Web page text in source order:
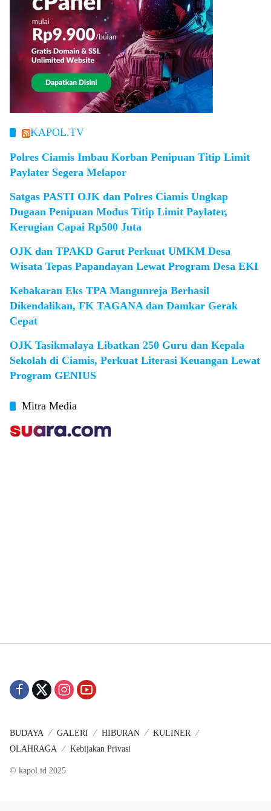
KAPOL.TV
Polres Ciamis Imbau Korban Penipuan Titip Limit
Paylater Segera Melapor
Satgas PASTI OJK dan Polres Ciamis Ungkap
Dugaan Penipuan Modus Titip Limit Paylater,
Kerugian Capai Rp500 Juta
OJK dan TPAKD Garut Perkuat UMKM Desa
Wisata Tepas Papandayan Lewat Program Desa EKI
Kebakaran Eks TPA Mangunreja Berhasil
Dikendalikan, FK TAGANA dan Damkar Gerak
Cepat
OJK Tasikmalaya Libatkan 250 Guru dan Kepala
Sekolah di Ciamis, Perkuat Literasi Keuangan Lewat
Program GENIUS
Mitra Media
BUDAYA GALERI HIBURAN
KULINER
OLAHRAGA
Kebijakan Privasi
© kapol.id 2025